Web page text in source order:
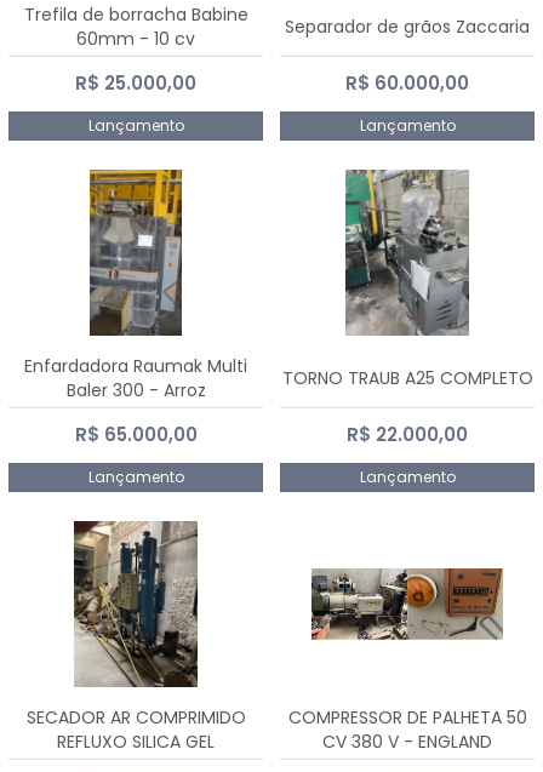
Trefila de borracha Babine
60mm - 10 cv
R$ 25.000,00
Lançamento
Separador de grãos Zaccaria
R$ 60.000,00
Lançamento
Enfardadora Raumak Multi
Baler 300 - Arroz
R$ 65.000,00
Lançamento
TORNO TRAUB A25 COMPLETO
R$ 22.000,00
Lançamento
SECADOR AR COMPRIMIDO
REFLUXO SILICA GEL
COMPRESSOR DE PALHETA 50
CV 380 V - ENGLAND